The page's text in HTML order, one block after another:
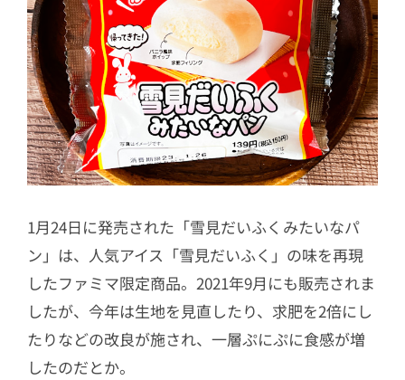
1月24日に発売された「雪見だいふくみたいなパ
ン」は、人気アイス「雪見だいふく」の味を再現
したファミマ限定商品。2021年9月にも販売されま
したが、今年は生地を見直したり、求肥を2倍にし
たりなどの改良が施され、一層ぷにぷに食感が増
したのだとか。